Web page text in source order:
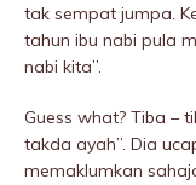
tak sempat jumpa.
tahun ibu nabi pula
nabi kita”.
Guess what? Tiba –
takda ayah”. Dia
memaklumkan